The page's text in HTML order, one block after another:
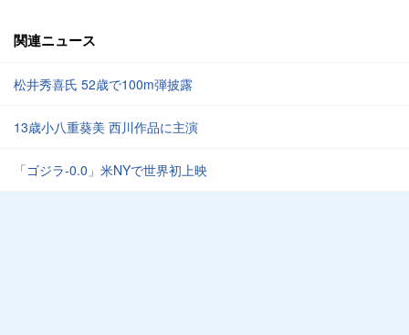
関連ニュース
松井秀喜氏 52歳で100m弾披露
13歳小八重葵美 西川作品に主演
「ゴジラ-0.0」米NYで世界初上映